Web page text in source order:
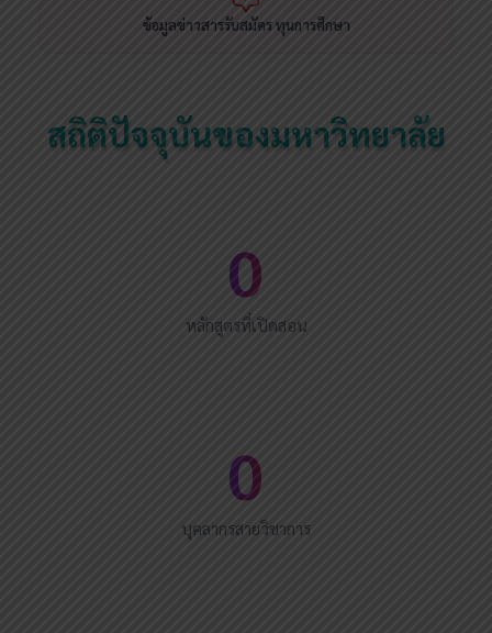
ข้อมูลข่าวสารรับสมัคร ทุนการศึกษา
สถิติปัจจุบันของมหาวิทยาลัย
0
หลักสูตรที่เปิดสอน
0
บุคลากรสายวิชาการ